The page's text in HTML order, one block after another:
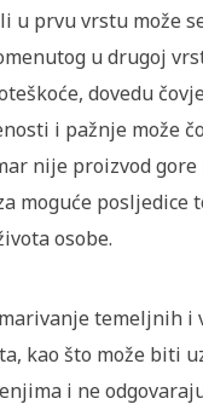
u prvu vrstu može
u drugoj
dovedu
i pažnje može
nije proizvod
moguće
osobe.
temeljnih i
kao što može biti
i ne